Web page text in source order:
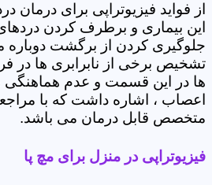
از فواید فیزیوتراپی برای درمان
این بیماری و برطرف کردن
جلوگیری کردن از برگشت دوباره
تشخیص برخی از نابرابری ها در
ها در این قسمت و عدم هماهنگی
اعصاب ، اشاره داشت که با
متخصص قابل درمان می باشد.
فیزیوتراپی در منزل برای مچ پا